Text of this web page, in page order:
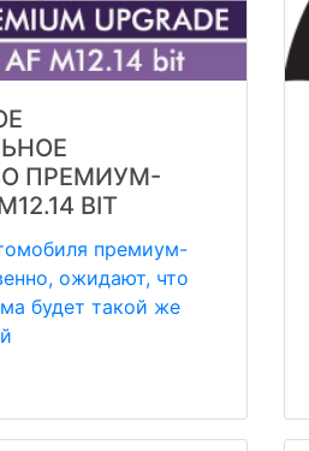
ПРЕМИУМ-
BIT
премиум-
ожидают, что
будет такой же